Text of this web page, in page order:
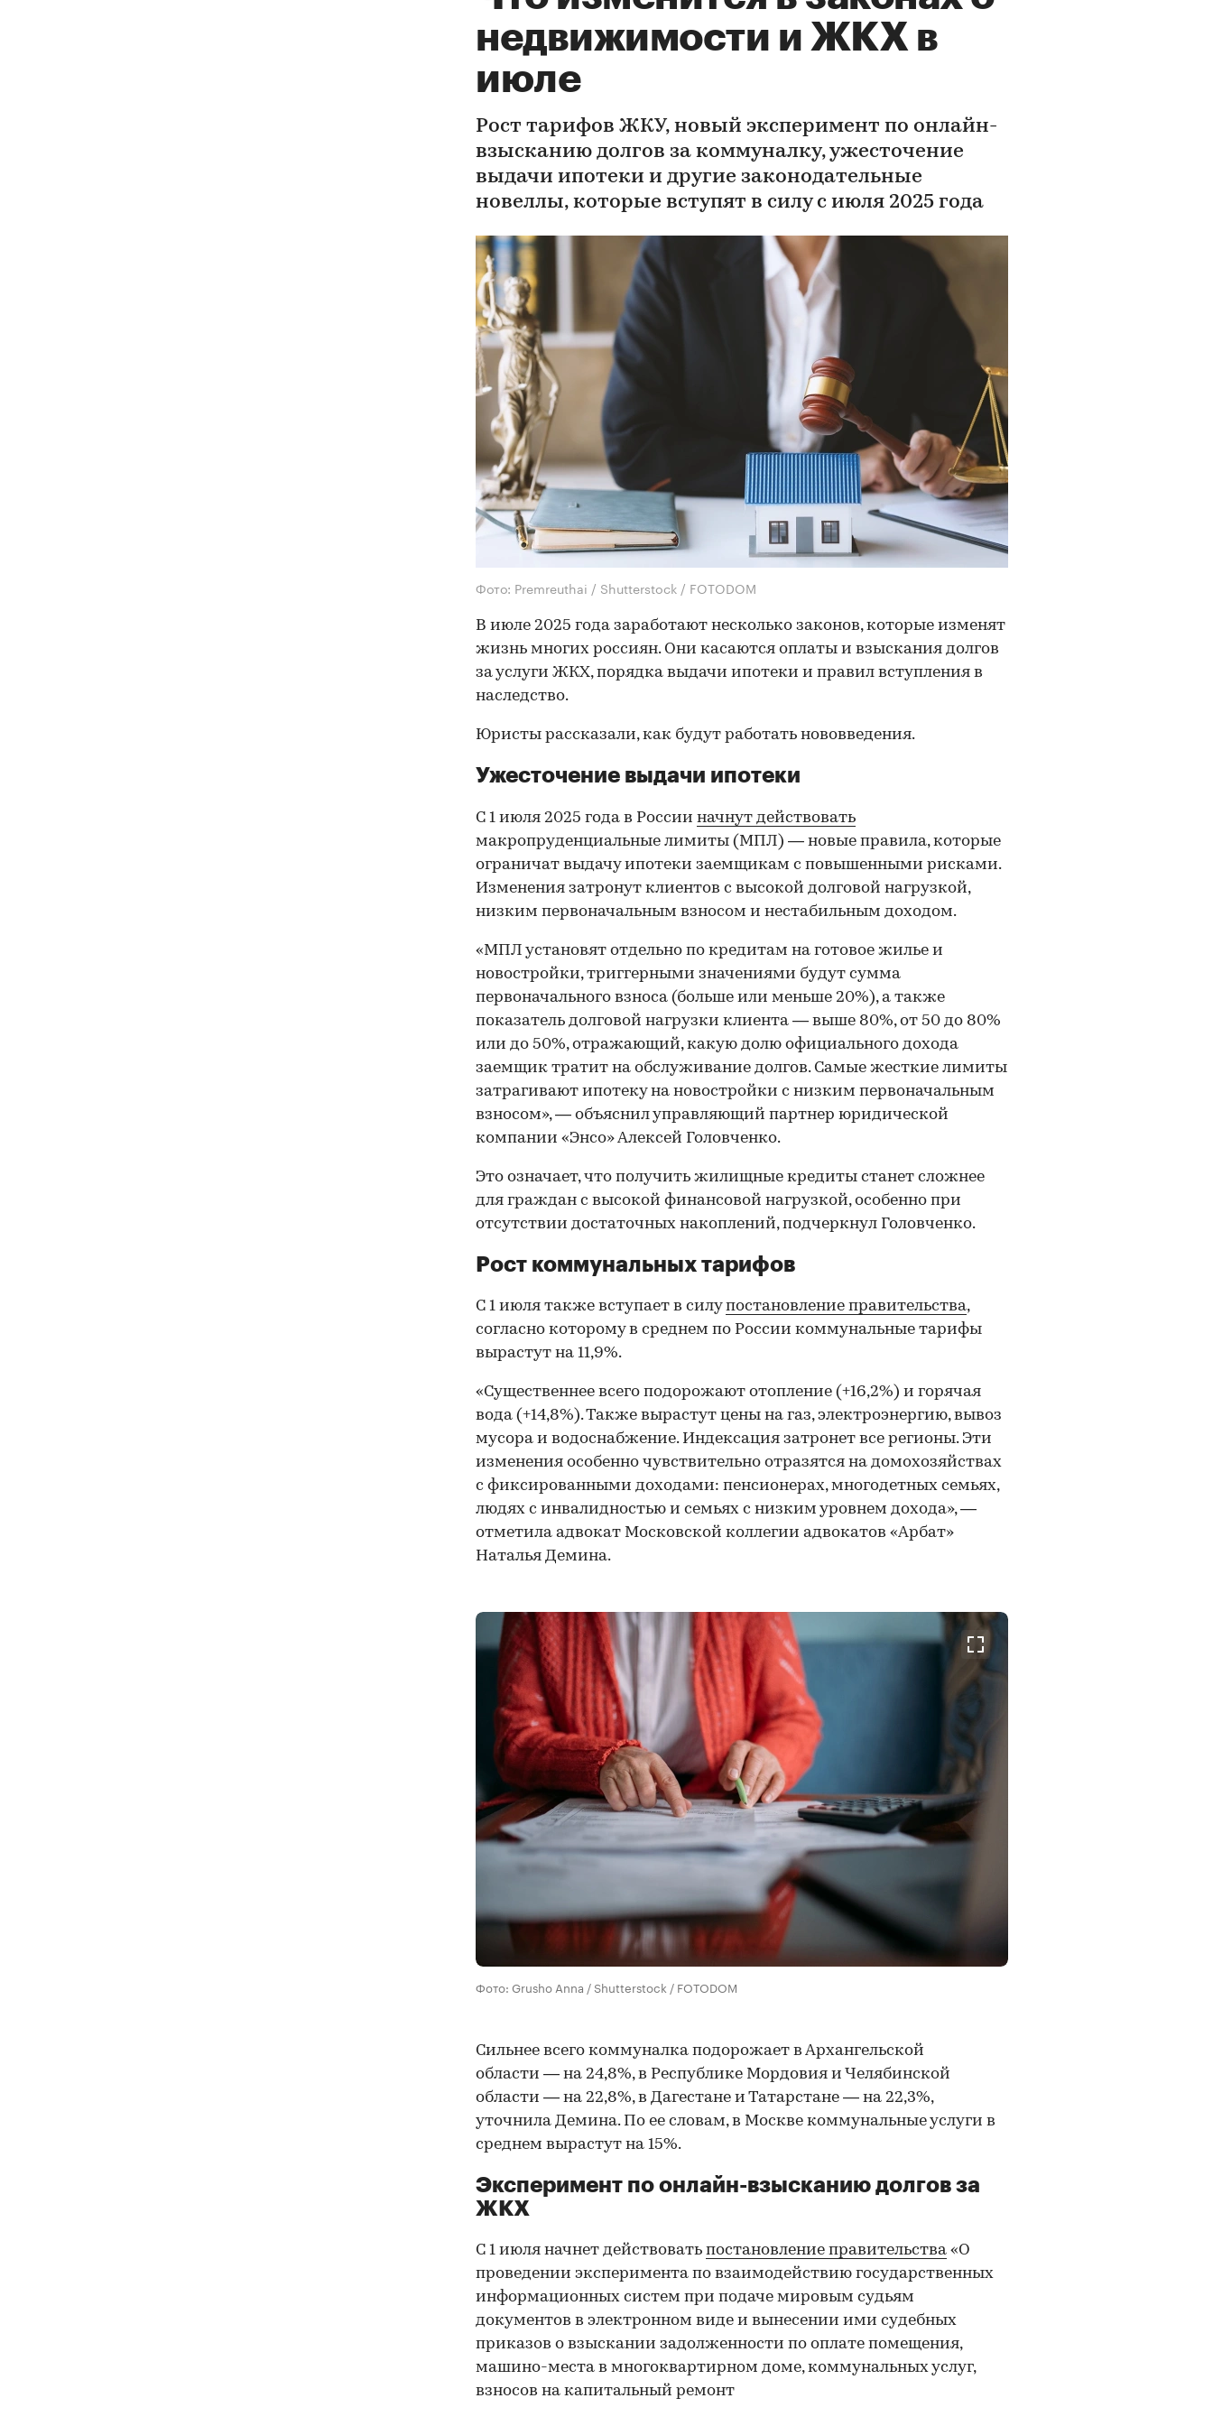
недвижимости и ЖКХ в
июле
Рост тарифов ЖКУ, новый эксперимент по онлайн-
взысканию долгов за коммуналку, ужесточение
выдачи ипотеки и другие законодательные
новеллы, которые вступят в силу с июля 2025 года
Фото: Premreuthai / Shutterstock / FOTODOM
В июле 2025 года заработают несколько законов, которые изменят
жизнь многих россиян. Они касаются оплаты и взыскания долгов
за услуги ЖКХ, порядка выдачи ипотеки и правил вступления в
наследство.
Юристы рассказали, как будут работать нововведения.
Ужесточение выдачи ипотеки
С 1 июля 2025 года в России начнут действовать
макропруденциальные лимиты (МПЛ) — новые правила, которые
ограничат выдачу ипотеки заемщикам с повышенными рисками.
Изменения затронут клиентов с высокой долговой нагрузкой,
низким первоначальным взносом и нестабильным доходом.
«МПЛ установят отдельно по кредитам на готовое жилье и
новостройки, триггерными значениями будут сумма
первоначального взноса (больше или меньше 20%), а также
показатель долговой нагрузки клиента — выше 80%, от 50 до 80%
или до 50%, отражающий, какую долю официального дохода
заемщик тратит на обслуживание долгов. Самые жесткие лимиты
затрагивают ипотеку на новостройки с низким первоначальным
взносом», — объяснил управляющий партнер юридической
компании «Энсо» Алексей Головченко.
Это означает, что получить жилищные кредиты станет сложнее
для граждан с высокой финансовой нагрузкой, особенно при
отсутствии достаточных накоплений, подчеркнул Головченко.
Рост коммунальных тарифов
С 1 июля также вступает в силупостановление правительства,
согласно которому в среднем по России коммунальные тарифы
вырастут на 11,9%.
«Существеннее всего подорожают отопление (+16,2%) и горячая
вода (+14,8%). Также вырастут цены на газ, электроэнергию, вывоз
мусора и водоснабжение. Индексация затронет все регионы. Эти
изменения особенно чувствительно отразятся на домохозяйствах
с фиксированными доходами: пенсионерах, многодетных семьях,
людях с инвалидностью и семьях с низким уровнем дохода», —
отметила адвокат Московской коллегии адвокатов «Арбат»
Наталья Демина.
Фото: Grusho Anna / Shutterstock / FOTODOM
Сильнее всего коммуналка подорожает в Архангельской
области — на 24,8%, в Республике Мордовия и Челябинской
области — на 22,8%, в Дагестане и Татарстане — на 22,3%,
уточнила Демина. По ее словам, в Москве коммунальные услуги в
среднем вырастут на 15%.
Эксперимент по онлайн-взысканию долгов за
ЖКХ
С 1 июля начнет действовать постановление правительства «О
проведении эксперимента по взаимодействию государственных
информационных систем при подаче мировым судьям
документов в электронном виде и вынесении ими судебных
приказов о взыскании задолженности по оплате помещения,
машино-места в многоквартирном доме, коммунальных услуг,
взносов на капитальный ремонт